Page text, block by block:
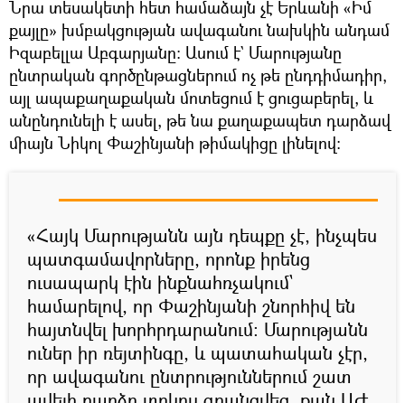
Նրա տեսակետի հետ համաձայն չէ Երևանի «Իմ
քայլը» խմբակցության ավագանու նախկին անդամ
Իզաբելլա Աբգարյանը։ Ասում է` Մարությանը
ընտրական գործընթացներում ոչ թե ընդդիմադիր,
այլ ապաքաղաքական մոտեցում է ցուցաբերել, և
անընդունելի է ասել, թե նա քաղաքապետ դարձավ
միայն Նիկոլ Փաշինյանի թիմակիցը լինելով։
«Հայկ Մարությանն այն դեպքը չէ, ինչպես
պատգամավորները, որոնք իրենց
ուսապարկ էին ինքնահռչակում`
համարելով, որ Փաշինյանի շնորհիվ են
հայտնվել խորհրդարանում։ Մարությանն
ուներ իր ռեյտինգը, և պատահական չէր,
որ ավագանու ընտրություններում շատ